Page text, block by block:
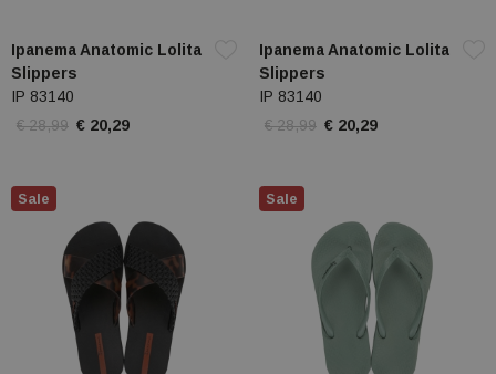
Ipanema Anatomic Lolita
Slippers
IP 83140
€ 28,99 € 20,29
Ipanema Anatomic Lolita
Slippers
IP 83140
€ 28,99 € 20,29
Sale Sale